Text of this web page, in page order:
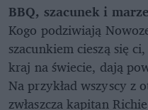
BBQ, szacunek i
Kogo podziwiają
szacunkiem cieszą się
kraj na świecie, dają
Na przykład wszyscy z
zwłaszcza kapitan